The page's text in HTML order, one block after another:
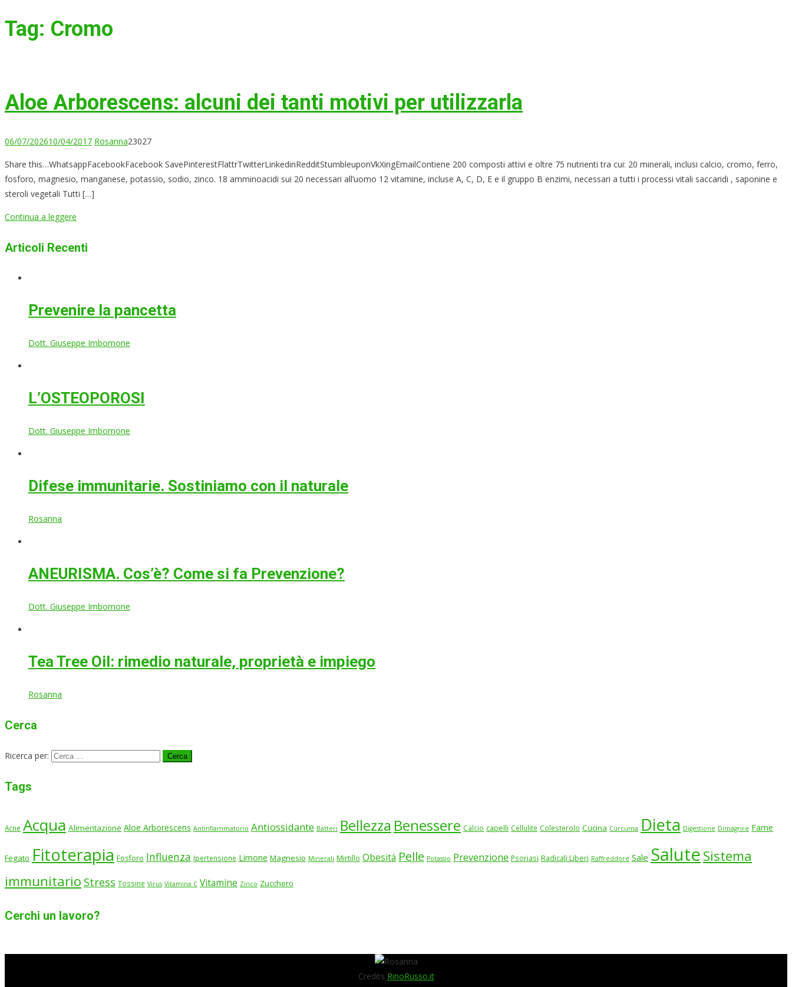
Tag: Cromo
Aloe Arborescens: alcuni dei tanti motivi per utilizzarla
06/07/202610/04/2017 Rosanna23027
Share this…WhatsappFacebookFacebook SavePinterestFlattrTwitterLinkedinRedditStumbleuponVkXingEmailContiene 200 composti attivi e oltre 75 nutrienti tra cui: 20 minerali, inclusi calcio, cromo, ferro,
fosforo, magnesio, manganese, potassio, sodio, zinco. 18 amminoacidi sui 20 necessari all’uomo 12 vitamine, incluse A, C, D, E e il gruppo B enzimi, necessari a tutti i processi vitali saccaridi , saponine e
steroli vegetali Tutti […]
Continua a leggere
Articoli Recenti
Prevenire la pancetta
Dott. Giuseppe Imbornone
L’OSTEOPOROSI
Dott. Giuseppe Imbornone
Difese immunitarie. Sostiniamo con il naturale
Rosanna
ANEURISMA. Cos’è? Come si fa Prevenzione?
Dott. Giuseppe Imbornone
Tea Tree Oil: rimedio naturale, proprietà e impiego
Rosanna
Cerca
Ricerca per:
Tags
Acne Acqua Alimentazione Aloe Arborescens Antinfiammatorio Antiossidante Batteri Bellezza Benessere Calcio capelli Cellulite Colesterolo Cucina Curcuma Dieta Digestione Dimagrire Fame
Fegato Fitoterapia Fosforo Influenza Ipertensione Limone Magnesio Minerali Mirtillo Obesità Pelle Potassio Prevenzione Psoriasi Radicali Liberi Raffreddore Sale Salute Sistema
immunitario Stress Tossine Virus Vitamina C Vitamine Zinco Zucchero
Cerchi un lavoro?
Credits RinoRusso.it